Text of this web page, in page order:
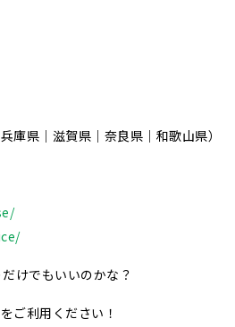
庫県｜滋賀県｜奈良県｜和歌山県）
けでもいいのかな？
ご利用ください！